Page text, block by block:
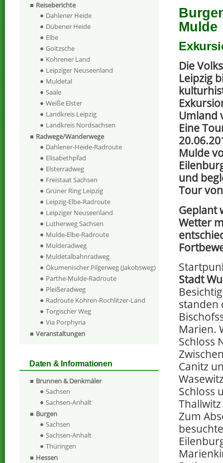
Mulde
Die
Leipzig
Umland
Eine
Mulde
und
Tour
Geplant
Wetter
Stadt
standen
Marien.
Schloss
Canitz
Schloss
Zum
Reiseberichte
Dahlener Heide
Dübener Heide
Elbe
Goitzsche
Kohrener Land
Leipziger Neuseenland
Muldetal
Saale
Weiße Elster
Landkreis Leipzig
Landkreis Nordsachsen
Radwege/Wanderwege
Dahlener-Heide-Radroute
Elisabethpfad
Elsterradweg
Freistaat Sachsen
Grüner Ring Leipzig
Leipzig-Elbe-Radroute
Leipziger Neuseenland
Lutherweg Sachsen
Mulde-Elbe-Radroute
Mulderadweg
Muldetalbahnradweg
Ökumenischer Pilgerweg (Jakobsweg)
Parthe-Mulde-Radroute
Pleißeradweg
Radroute Kohren-Rochlitzer-Land
Torgischer Weg
Via Porphyria
Veranstaltungen
Daten & Informationen
Brunnen & Denkmäler
Sachsen
Sachsen-Anhalt
Burgen
Sachsen
Sachsen-Anhalt
Thüringen
Hessen